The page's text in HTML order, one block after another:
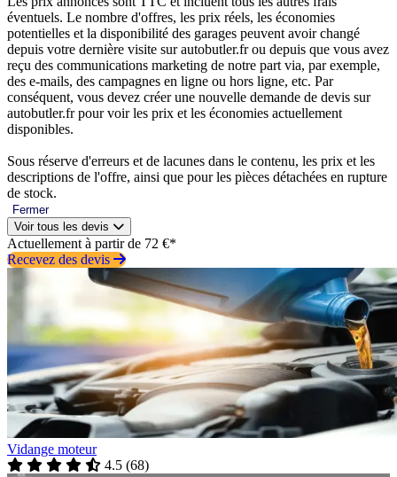
éventuels. Le nombre d'offres, les prix réels, les économies
potentielles et la disponibilité des garages peuvent avoir changé
depuis votre dernière visite sur autobutler.fr ou depuis que vous avez
reçu des communications marketing de notre part via, par exemple,
des e-mails, des campagnes en ligne ou hors ligne, etc. Par
conséquent, vous devez créer une nouvelle demande de devis sur
autobutler.fr pour voir les prix et les économies actuellement
disponibles.
Sous réserve d'erreurs et de lacunes dans le contenu, les prix et les
descriptions de l'offre, ainsi que pour les pièces détachées en rupture
de stock.
Fermer
Voir tous les devis
Actuellement à partir de 72 €*
Recevez des devis
Vidange moteur
4.5 (68)